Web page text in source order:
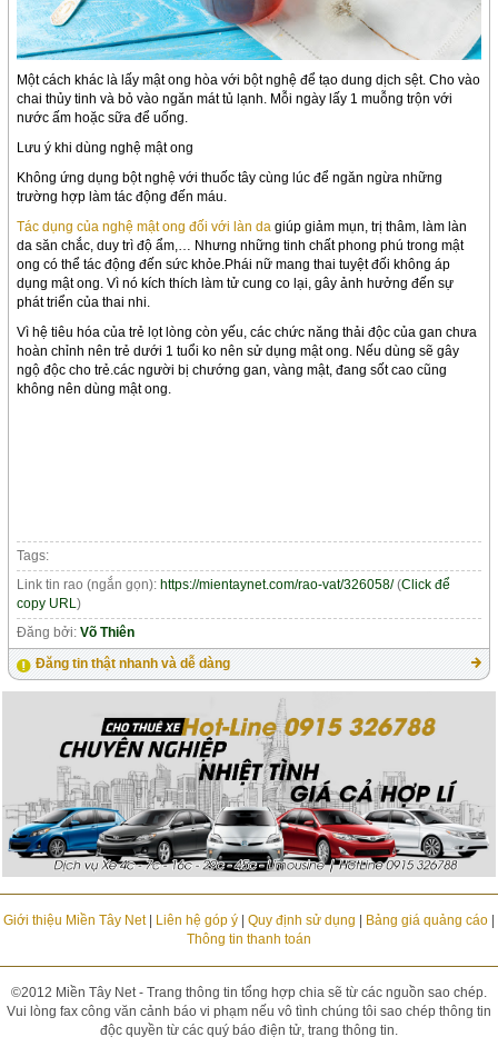
Một cách khác là lấy mật ong hòa với bột nghệ để tạo dung dịch sệt. Cho vào
chai thủy tinh và bỏ vào ngăn mát tủ lạnh. Mỗi ngày lấy 1 muỗng trộn với
nước ấm hoặc sữa để uống.
Lưu ý khi dùng nghệ mật ong
Không ứng dụng bột nghệ với thuốc tây cùng lúc để ngăn ngừa những
trường hợp làm tác động đến máu.
Tác dụng của nghệ mật ong đối với làn dagiúp giảm mụn, trị thâm, làm làn
da săn chắc, duy trì độ ẩm,… Nhưng những tinh chất phong phú trong mật
ong có thể tác động đến sức khỏe.Phái nữ mang thai tuyệt đối không áp
dụng mật ong. Vì nó kích thích làm tử cung co lại, gây ảnh hưởng đến sự
phát triển của thai nhi.
Vì hệ tiêu hóa của trẻ lọt lòng còn yếu, các chức năng thải độc của gan chưa
hoàn chỉnh nên trẻ dưới 1 tuổi ko nên sử dụng mật ong. Nếu dùng sẽ gây
ngộ độc cho trẻ.các người bị chướng gan, vàng mật, đang sốt cao cũng
không nên dùng mật ong.
Tags:
Link tin rao (ngắn gọn): https://mientaynet.com/rao-vat/326058/(Click để
copy URL)
Đăng bởi:Võ Thiên
Đăng tin thật nhanh và dễ dàng
Giới thiệu Miền Tây Net| Liên hệ góp ý| Quy định sử dụng Bảng giá quảng cáo|
Thông tin thanh toán
©2012 Miền Tây Net - Trang thông tin tổng hợp chia sẽ từ các nguồn sao chép.
Vui lòng fax công văn cảnh báo vi phạm nếu vô tình chúng tôi sao chép thông tin
độc quyền từ các quý báo điện tử, trang thông tin.